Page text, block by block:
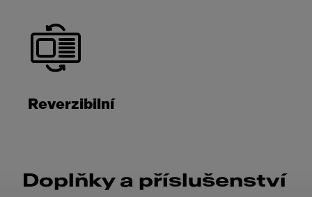
Reverzibilní
Doplňky a příslušenství